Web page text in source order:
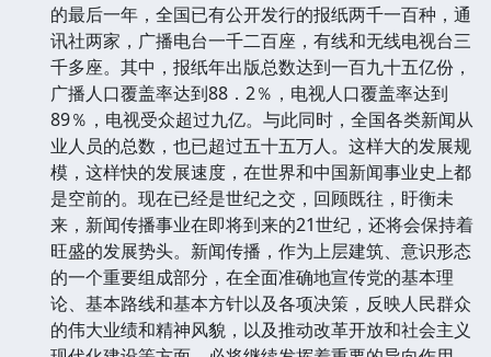
的最后一年，全国已有公开发行的报纸两千一百种，通
讯社两家，广播电台一千二百座，有线和无线电视台三
千多座。其中，报纸年出版总数达到一百九十五亿份，
广播人口覆盖率达到88．2％，电视人口覆盖率达到
89％，电视受众超过九亿。与此同时，全国各类新闻从
业人员的总数，也已超过五十五万人。这样大的发展规
模，这样快的发展速度，在世界和中国新闻事业史上都
是空前的。现在已经是世纪之交，回顾既往，盱衡未
来，新闻传播事业在即将到来的21世纪，还将会保持着
旺盛的发展势头。新闻传播，作为上层建筑、意识形态
的一个重要组成部分，在全面准确地宣传党的基本理
论、基本路线和基本方针以及各项决策，反映人民群众
的伟大业绩和精神风貌，以及推动改革开放和社会主义